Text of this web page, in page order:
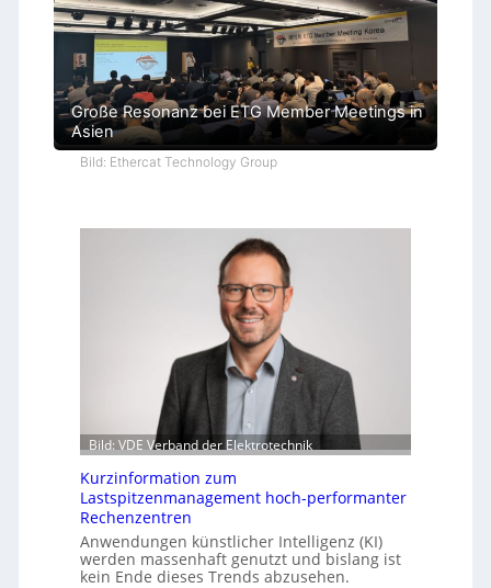
Große Resonanz bei ETG Member Meetings in
Asien
Bild: Ethercat Technology Group
Bild: VDE Verband der Elektrotechnik
Kurzinformation zum
Lastspitzenmanagement hoch-performanter
Rechenzentren
Anwendungen künstlicher Intelligenz (KI)
werden massenhaft genutzt und bislang ist
kein Ende dieses Trends abzusehen.